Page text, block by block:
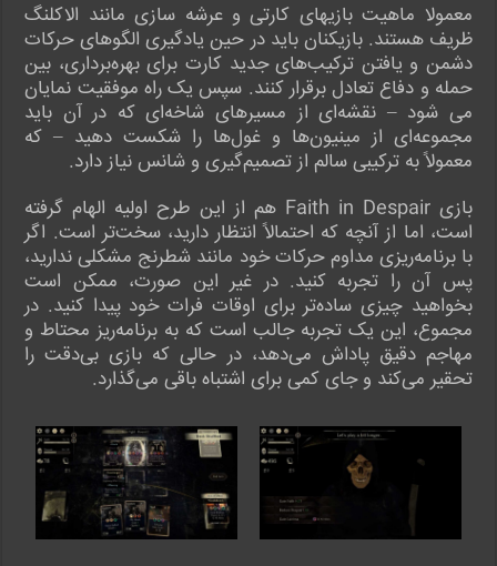
معمولا ماهیت بازیهای کارتی و عرشه سازی مانند الاکلنگ
ظریف هستند. بازیکنان باید در حین یادگیری الگوهای حرکات
دشمن و یافتن ترکیب‌های جدید کارت برای بهره‌برداری، بین
حمله و دفاع تعادل برقرار کنند. سپس یک راه موفقیت نمایان
می شود – نقشه‌ای از مسیرهای شاخه‌ای که در آن باید
مجموعه‌ای از مینیون‌ها و غول‌ها را شکست دهید – که
معمولاً به ترکیبی سالم از تصمیم‌گیری و شانس نیاز دارد.
بازی Faith in Despair هم از این طرح اولیه الهام گرفته
است، اما از آنچه که احتمالاً انتظار دارید، سخت‌تر است. اگر
با برنامه‌ریزی مداوم حرکات خود مانند شطرنج مشکلی ندارید،
پس آن را تجربه کنید. در غیر این صورت، ممکن است
بخواهید چیزی ساده‌تر برای اوقات فرات خود پیدا کنید. در
مجموع، این یک تجربه جالب است که به برنامه‌ریز محتاط و
مهاجم دقیق پاداش می‌دهد، در حالی که بازی بی‌دقت را
تحقیر می‌کند و جای کمی برای اشتباه باقی می‌گذارد.